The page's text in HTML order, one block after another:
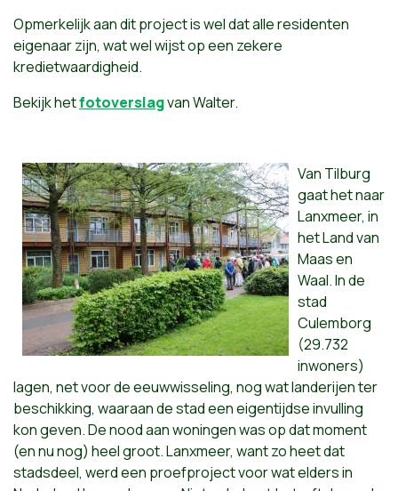
Opmerkelijk aan dit project is wel dat alle residenten
eigenaar zijn, wat wel wijst op een zekere
kredietwaardigheid.
Bekijk hetfotoverslagvan Walter.
Van Tilburg
gaat het naar
Lanxmeer, in
het Land van
Maas en
Waal. In de
stad
Culemborg
(29.732
inwoners)
lagen, net voor de eeuwwisseling, nog wat landerijen ter
beschikking, waaraan de stad een eigentijdse invulling
kon geven. De nood aan woningen was op dat moment
(en nu nog) heel groot. Lanxmeer, want zo heet dat
stadsdeel, werd een proefproject voor wat elders in